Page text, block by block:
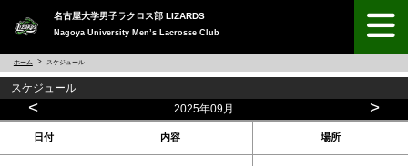
名古屋大学男子ラクロス部 LIZARDS
Nagoya University Men’s Lacrosse Club
ホーム スケジュール
スケジュール
< 2025年09月 >
日付 内容 場所